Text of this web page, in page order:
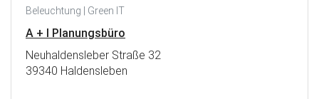
Beleuchtung | Green IT
A + I Planungsbüro
Neuhaldensleber Straße 32
39340 Haldensleben